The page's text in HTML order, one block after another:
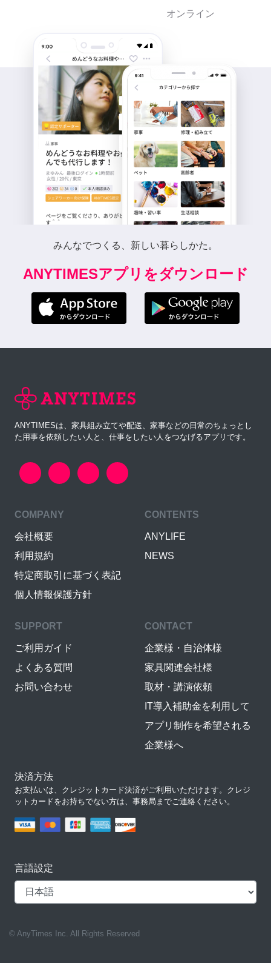
オンライン
みんなでつくる、新しい暮らしかた。
ANYTIMESアプリをダウンロード
ANYTIMESは、家具組み立てや配送、家事などの日常のちょっとし
た用事を依頼したい人と、仕事をしたい人をつなげるアプリです。
COMPANY
会社概要
利用規約
特定商取引に基づく表記
個人情報保護方針
CONTENTS
ANYLIFE
NEWS
SUPPORT
ご利用ガイド
よくある質問
お問い合わせ
CONTACT
企業様・自治体様
家具関連会社様
取材・講演依頼
IT導入補助金を利用して
アプリ制作を希望される
企業様へ
決済方法
お支払いは、クレジットカード決済がご利用いただけます。クレジ
ットカードをお持ちでない方は、事務局までご連絡ください。
言語設定
© AnyTimes Inc. All Rights Reserved